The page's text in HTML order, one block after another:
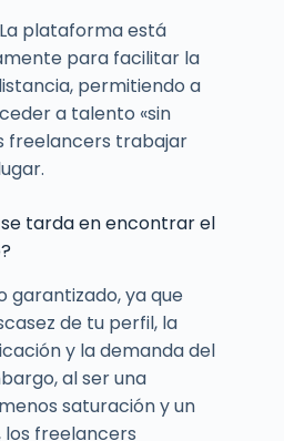
plataforma está
para facilitar la
permitiendo a
a talento «sin
freelancers trabajar
tarda en encontrar el
garantizado, ya que
de tu perfil, la
y la demanda del
al ser una
saturación y un
freelancers